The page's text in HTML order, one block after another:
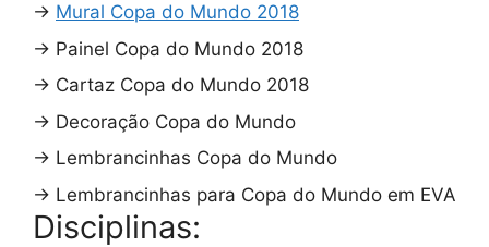
→ Mural Copa do Mundo 2018
→ Painel Copa do Mundo 2018
→ Cartaz Copa do Mundo 2018
→ Decoração Copa do Mundo
→ Lembrancinhas Copa do Mundo
→ Lembrancinhas para Copa do Mundo em EVA
Disciplinas: